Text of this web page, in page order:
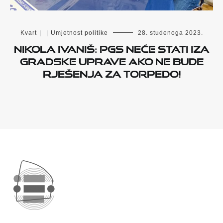
Kvart | | Umjetnost politike 28. studenoga 2023.
Nikola Ivaniš: PGS neće stati iza
gradske Uprave ako ne bude
rješenja za torpedo!